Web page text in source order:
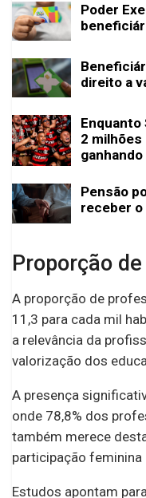
Poder
direito a
Enquanto
2 milhões
Pensão
receber o
Proporção
A proporção de
11,3 para cada mil
a relevância da
valorização dos
A presença
onde 78,8% dos
também merece
participação feminina
Estudos apontam